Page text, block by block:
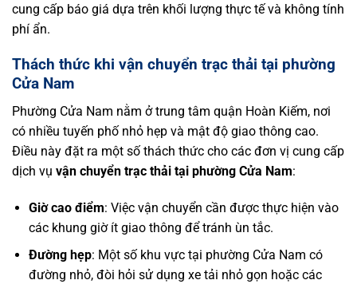
cung cấp báo giá dựa trên khối lượng thực tế và không tính
phí ẩn.
Thách thức khi vận chuyển trạc thải tại phường
Cửa Nam
Phường Cửa Nam nằm ở trung tâm quận Hoàn Kiếm, nơi
có nhiều tuyến phố nhỏ hẹp và mật độ giao thông cao.
Điều này đặt ra một số thách thức cho các đơn vị cung cấp
dịch vụ vận chuyển trạc thải tại phường Cửa Nam:
Giờ cao điểm: Việc vận chuyển cần được thực hiện vào
các khung giờ ít giao thông để tránh ùn tắc.
Đường hẹp: Một số khu vực tại phường Cửa Nam có
đường nhỏ, đòi hỏi sử dụng xe tải nhỏ gọn hoặc các